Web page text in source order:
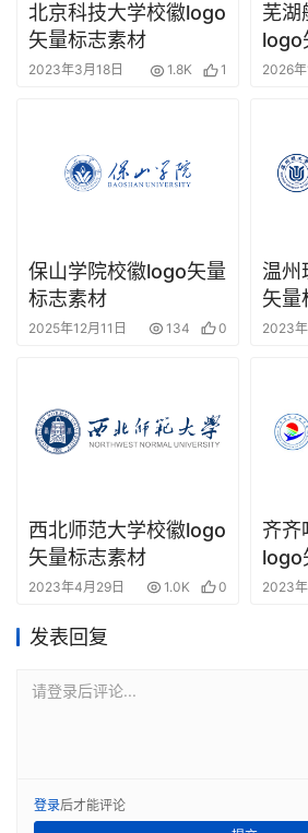
北京科技大学校徽logo
矢量标志素材
2023年3月18日 1.8K 1
芜湖
logo
2026年
保山学院校徽logo矢量
标志素材
2025年12月11日 134 0
温州
矢量
2023
西北师范大学校徽logo
矢量标志素材
2023年4月29日 1.0K 0
齐齐
logo
2023
发表回复
请登录后评论...
登录后才能评论